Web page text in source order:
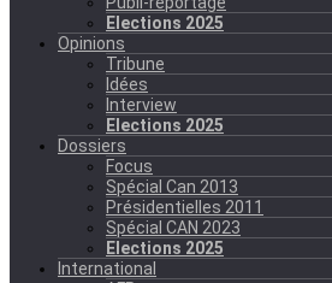
Elections 2025
Opinions
Tribune
Idées
Interview
Elections 2025
Dossiers
Focus
Spécial Can 2013
Présidentielles 2011
Spécial CAN 2023
Elections 2025
International